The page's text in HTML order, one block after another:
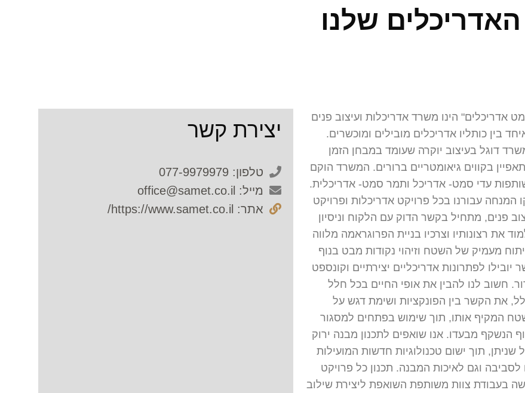
האדריכלים שלנו
אדריכלים" הינו משרד אדריכלות ועיצוב פנים
בין כותליו אדריכלים מובילים ומוכשרים.
דוגל בעיצוב יוקרה שעומד במבחן הזמן
בקווים גיאומטריים ברורים. המשרד הוקם
עדי סמט- אדריכל ותמר סמט- אדריכלית.
המנחה עבורנו בכל פרויקט אדריכלות ופרויקט
פנים, מתחיל בקשר הדוק עם הלקוח וניסיון
את רצונותיו וצרכיו בניית הפרוגראמה מלווה
מעמיק של השטח וזיהוי נקודות מבט בנוף
יובילו לפתרונות אדריכליים יצירתיים וקונספט
חשוב לנו להבין את אופי החיים בכל חלל
את הקשר בין הפונקציות ושימת דגש על
המקיף אותו, תוך שימוש בפתחים למסגור
הנשקף מבעדו. אנו שואפים לתכנון מבנה ירוק
שניתן, תוך ישום טכנולוגיות חדשות המועילות
לסביבה וגם לאיכות המבנה. תכנון כל פרויקט
בעבודת צוות משותפת השואפת ליצירת שילוב
יצירת קשר
טלפון: 077-9979979
מייל: office@samet.co.il
אתר: https://www.samet.co.il/